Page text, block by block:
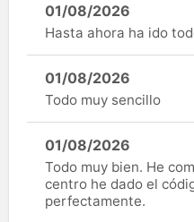
01/08/2026
Hasta ahora ha ido
01/08/2026
Todo muy sencillo
01/08/2026
Todo muy bien. He
centro he dado el
perfectamente.